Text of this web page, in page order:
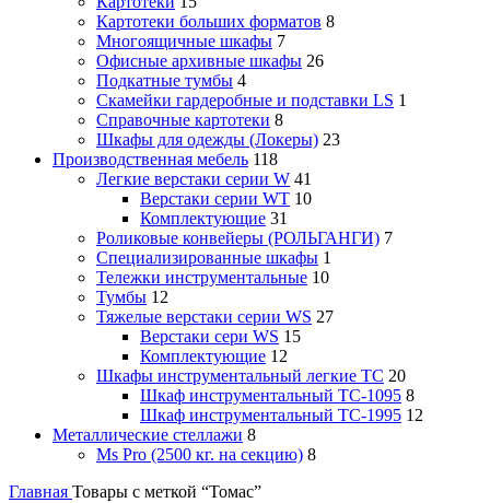
Картотеки больших форматов 8
Многоящичные шкафы 7
Офисные архивные шкафы 26
Подкатные тумбы 4
Скамейки гардеробные и подставки LS 1
Справочные картотеки 8
Шкафы для одежды (Локеры) 23
Производственная мебель 118
Легкие верстаки серии W 41
Верстаки серии WT 10
Комплектующие 31
Роликовые конвейеры (РОЛЬГАНГИ) 7
Специализированные шкафы 1
Тележки инструментальные 10
Тумбы 12
Тяжелые верстаки серии WS 27
Верстаки сери WS 15
Комплектующие 12
Шкафы инструментальный легкие ТС 20
Шкаф инструментальный TC-1095 8
Шкаф инструментальный TC-1995 12
Металлические стеллажи 8
Ms Pro (2500 кг. на секцию) 8
Главная Товары с меткой “Томас”